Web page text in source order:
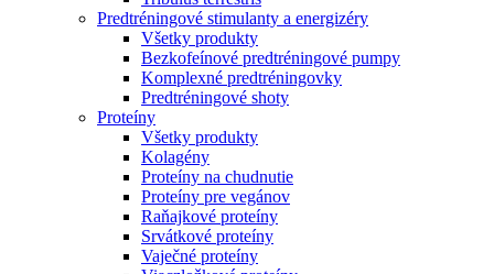
Predtréningové stimulanty a energizéry
Všetky produkty
Bezkofeínové predtréningové pumpy
Komplexné predtréningovky
Predtréningové shoty
Proteíny
Všetky produkty
Kolagény
Proteíny na chudnutie
Proteíny pre vegánov
Raňajkové proteíny
Srvátkové proteíny
Vaječné proteíny